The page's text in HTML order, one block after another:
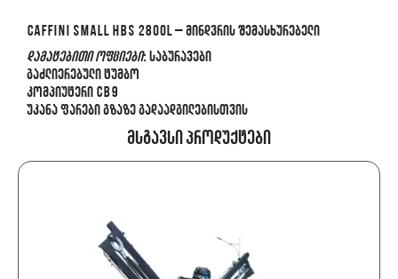
CAFFINI SMALL HBS 2800L – მინდვრის შემასხურებელი
დამატებითი ოფციები: საბურავები
გაძლიერებული ტუმბო
კომპიუტერი CB9
უკანა ფარები გზაზე გადაადგილებისთვის
Მსგავსი Პროდუქტები